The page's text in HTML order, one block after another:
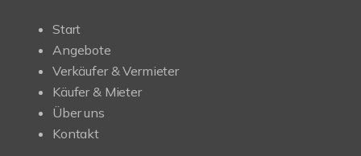
Start
Angebote
Verkäufer & Vermieter
Käufer & Mieter
Über uns
Kontakt